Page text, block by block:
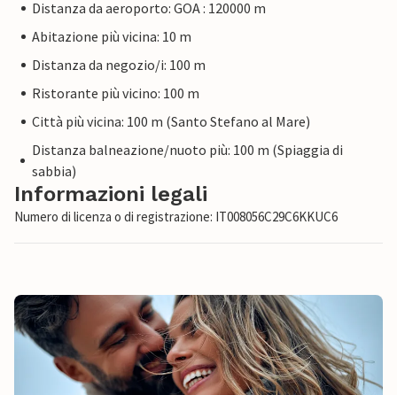
Distanza da aeroporto: GOA : 120000 m
Abitazione più vicina: 10 m
Distanza da negozio/i: 100 m
Ristorante più vicino: 100 m
Città più vicina: 100 m (Santo Stefano al Mare)
Distanza balneazione/nuoto più: 100 m (Spiaggia di
sabbia)
Informazioni legali
Numero di licenza o di registrazione: IT008056C29C6KKUC6